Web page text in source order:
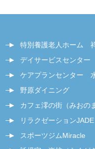
特別養護老人ホーム
デイサービスセンタ
ケアプランセンター
野原ダイニング
カフェ澪の街（みおの
リラクゼーションJADE
スポーツジムMiracle